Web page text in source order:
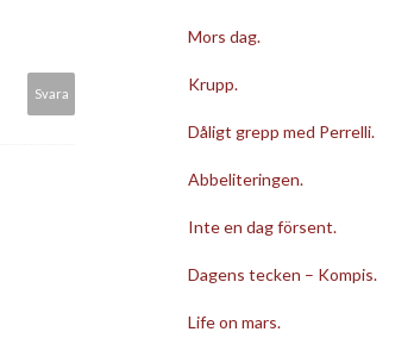
Svara
Mors dag.
Krupp.
Dåligt grepp med Perrelli.
Abbeliteringen.
Inte en dag försent.
Dagens tecken – Kompis.
Life on mars.